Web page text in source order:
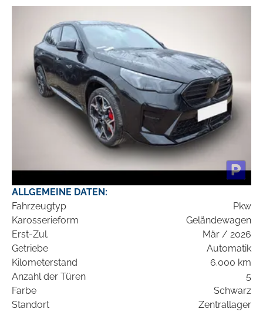
ALLGEMEINE DATEN:
Fahrzeugtyp
Pkw
Karosserieform
Geländewagen
Erst-Zul.
Mär / 2026
Getriebe
Automatik
Kilometerstand
6.000 km
Anzahl der Türen
5
Farbe
Schwarz
Standort
Zentrallager